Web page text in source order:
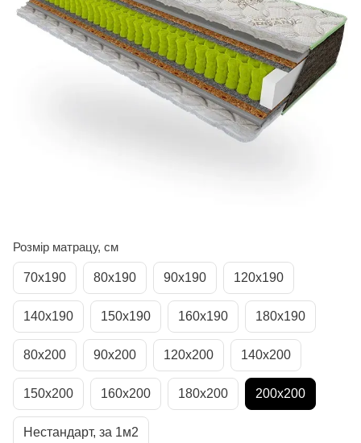
Розмір матрацу, см
70х190 80х190 90х190 120х190
140х190 150х190 160х190 180х190
80х200 90х200 120х200 140х200
150х200 160х200 180х200 200х200
Нестандарт, за 1м2